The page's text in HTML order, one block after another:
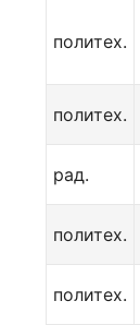
политех.
политех.
рад.
политех.
политех.